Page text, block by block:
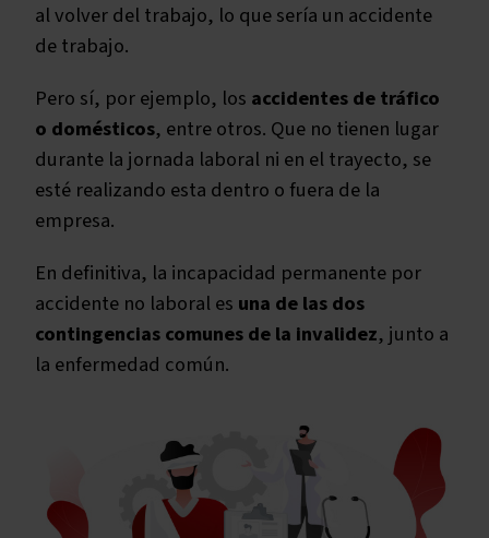
al volver del trabajo, lo que sería un accidente
de trabajo.
Pero sí, por ejemplo, los accidentes de tráfico
o domésticos, entre otros. Que no tienen lugar
durante la jornada laboral ni en el trayecto, se
esté realizando esta dentro o fuera de la
empresa.
En definitiva, la incapacidad permanente por
accidente no laboral es una de las dos
contingencias comunes de la invalidez, junto a
la enfermedad común.